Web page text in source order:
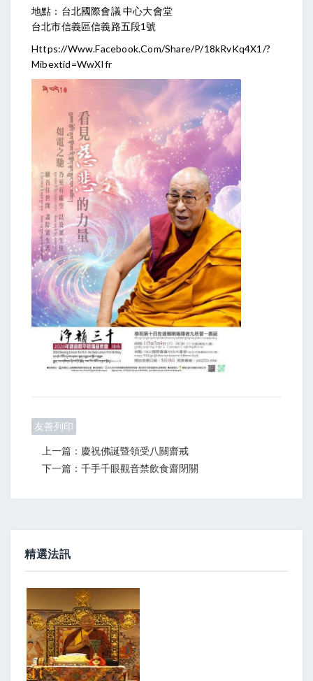
地點：台北國際會議 中心大會堂
台北市信義區信義路五段1號
Https://www.facebook.com/share/p/18kRvKq4X1/?
Mibextid=wwXIfr
友善列印
上一篇：慶祝佛誕暨領受八關齋戒
下一篇：千手千眼觀音禁飲食齋閉關
精選法訊